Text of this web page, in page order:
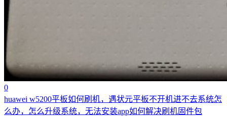
0
huawei w5200平板如何刷机，遇状元平板不开机进不去系统怎
么办，怎么升级系统，无法安装app如何解决刷机固件包